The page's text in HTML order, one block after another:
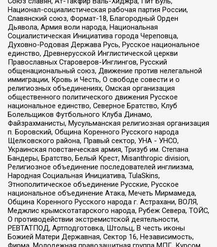
Национал-социалистическая рабочая партия России,
Славянский союз, Формат-18, Благородный Орден
Дьявола, Армия воли народа, Национальная
Социалистическая Инициатива города Череповца,
Духовно-Родовая Держава Русь, Русское национальное
единство, Древнерусской Инглистической церкви
Православных Староверов-Инглингов, Русский
общенациональный союз, Движение против нелегальной
иммиграции, Кровь и Честь, О свободе совести и о
религиозных объединениях, Омская организация
общественного политического движения Русское
национальное единство, Северное Братство, Клуб
Болельщиков Футбольного Клуба Динамо,
Файзрахманисты, Мусульманская религиозная организация
п. Боровский, Община Коренного Русского народа
Щелковского района, Правый сектор, УНА - УНСО,
Украинская повстанческая армия, Тризуб им. Степана
Бандеры, Братство, Белый Крест, Misanthropic division,
Религиозное объединение последователей инглиизма,
Народная Социальная Инициатива, TulaSkins,
Этнополитическое объединение Русские, Русское
национальное объединение Атака, Мечеть Мирмамеда,
Община Коренного Русского народа г. Астрахани, ВОЛЯ,
Меджлис крымскотатарского народа, Рубеж Севера, ТОЙС,
О противодействии экстремистской деятельности,
РЕВТАТПОД, Артподготовка, Штольц, В честь иконы
Божией Матери Державная, Сектор 16, Независимость,